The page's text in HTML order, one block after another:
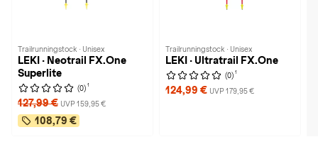
Trailrunningstock · Unisex
LEKI · Neotrail FX.One
Superlite
(0) 1
127,99 € UVP 159,95 €
108,79 €
Trailrunningstock · Unisex
LEKI · Ultratrail FX.One
(0) 1
124,99 € UVP 179,95 €